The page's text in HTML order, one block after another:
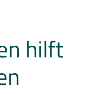
hilft